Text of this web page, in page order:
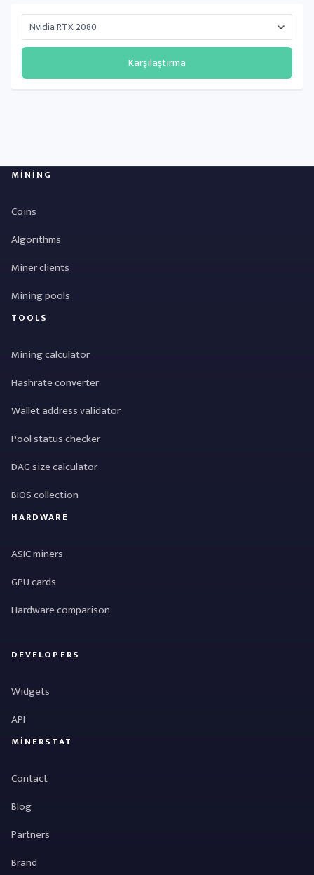
Karşılaştırma
MINING
Coins
Algorithms
Miner clients
Mining pools
TOOLS
Mining calculator
Hashrate converter
Wallet address validator
Pool status checker
DAG size calculator
BIOS collection
HARDWARE
ASIC miners
GPU cards
Hardware comparison
DEVELOPERS
Widgets
API
MINERSTAT
Contact
Blog
Partners
Brand